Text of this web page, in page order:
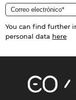
You can find further
personal data here